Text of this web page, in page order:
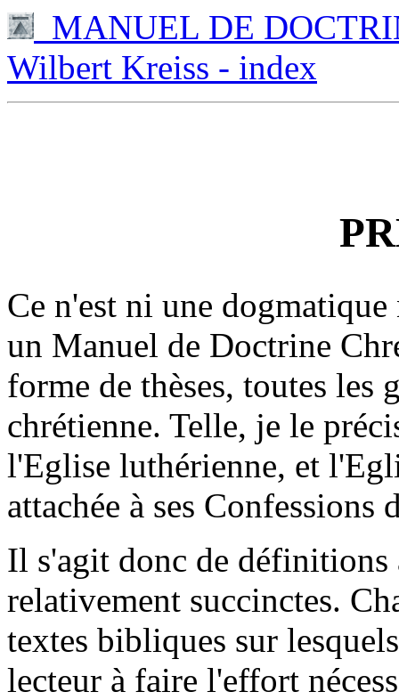
MANUEL DE
Wilbert Kreiss - index
Ce n'est ni une
un Manuel de Doctrine
forme de thèses, toutes les
chrétienne. Telle, je le
l'Eglise luthérienne, et
attachée à ses Confessions
Il s'agit donc de définitions
relativement succinctes.
textes bibliques sur
lecteur à faire l'effort